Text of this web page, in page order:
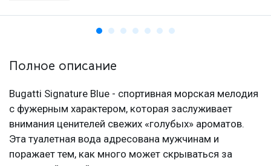
Полное описание
Bugatti Signature Blue - спортивная морская мелодия
с фужерным характером, которая заслуживает
внимания ценителей свежих «голубых» ароматов.
Эта туалетная вода адресована мужчинам и
поражает тем, как много может скрываться за